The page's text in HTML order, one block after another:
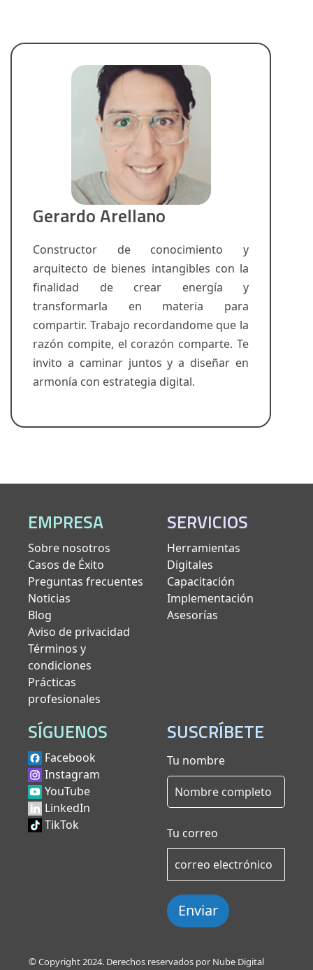
Gerardo Arellano
Constructor de conocimiento y
arquitecto de bienes intangibles con la
finalidad de crear energía y
transformarla en materia para
compartir. Trabajo recordandome que la
razón compite, el corazón comparte. Te
invito a caminar juntos y a diseñar en
armonía con estrategia digital.
EMPRESA
Sobre nosotros
Casos de Éxito
Preguntas frecuentes
Noticias
Blog
Aviso de privacidad
Términos y
condiciones
Prácticas
profesionales
SERVICIOS
Herramientas
Digitales
Capacitación
Implementación
Asesorías
SÍGUENOS
Facebook
Instagram
YouTube
LinkedIn
TikTok
SUSCRÍBETE
Tu nombre
Tu correo
Enviar
© Copyright 2024. Derechos reservados por Nube Digital